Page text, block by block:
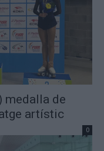
medalla de
artístic
0